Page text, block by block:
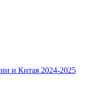
и Китая 2024-2025